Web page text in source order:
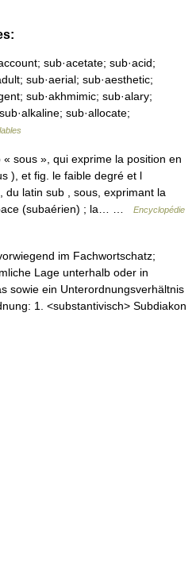
sub·acetate; sub·acid;
sub·aerial; sub·aesthetic;
sub·akhmimic; sub·alary;
sub·allocate;
sous », qui exprime la position en
), et fig. le faible degré et l
du latin sub , sous, exprimant la
(subaérien) ; la… …
Encyclopédie
im Fachwortschatz;
Lage unterhalb oder in
sowie ein Unterordnungsverhältnis
1. <substantivisch> Subdiakon